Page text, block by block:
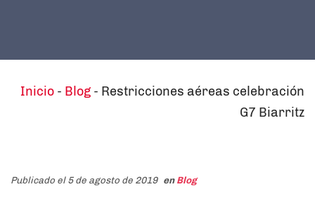
Inicio - Blog - Restricciones aéreas celebración
G7 Biarritz
Publicado el 5 de agosto de 2019 enBlog